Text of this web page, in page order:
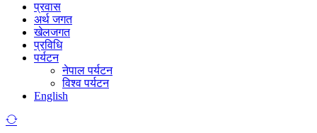
प्रवास
अर्थ जगत
खेलजगत
प्रविधि
पर्यटन
नेपाल पर्यटन
विश्व पर्यटन
English